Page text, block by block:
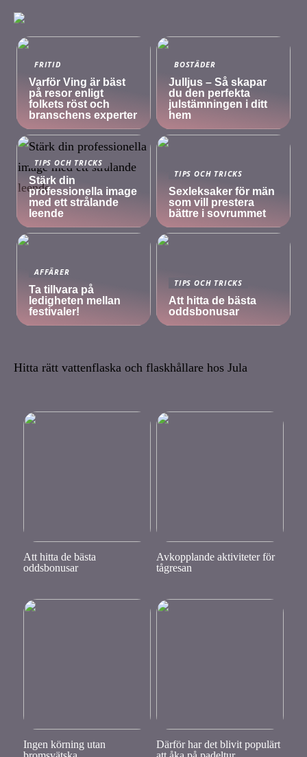
FRITID
Varför Ving är bäst
på resor enligt
folkets röst och
branschens experter
BOSTÄDER
Julljus – Så skapar
du den perfekta
julstämningen i ditt
hem
TIPS OCH TRICKS
Stärk din
professionella image
med ett strålande
leende
TIPS OCH TRICKS
Sexleksaker för män
som vill prestera
bättre i sovrummet
AFFÄRER
Ta tillvara på
ledigheten mellan
festivaler!
TIPS OCH TRICKS
Att hitta de bästa
oddsbonusar
Hitta rätt vattenflaska och flaskhållare hos Jula
Att hitta de bästa
oddsbonusar
Avkopplande aktiviteter för
tågresan
Ingen körning utan
Därför har det blivit populärt